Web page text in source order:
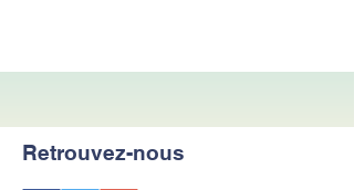
Retrouvez-nous